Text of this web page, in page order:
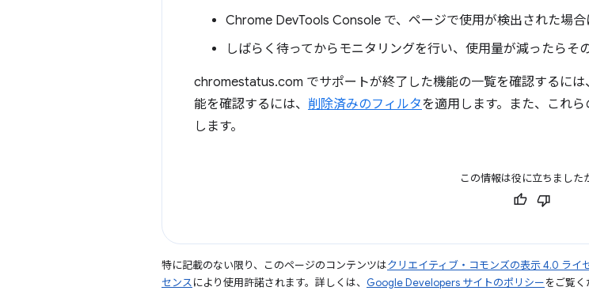
Chrome DevTools Console で、ページで使用が検出された場合
しばらく待ってからモニタリングを行い、使用量が減ったらそ
chromestatus.com でサポートが終了した機能の一覧を確認するには、
能を確認するには、 削除済みのフィルタを適用します。また、これ
します。
この情報は役に立ちました
特に記載のない限り、このページのコンテンツはクリエイティブ・コモンズの表示 4.0 ライ
センスにより使用許諾されます。詳しくは、 Google Developers サイトのポリシーをご覧